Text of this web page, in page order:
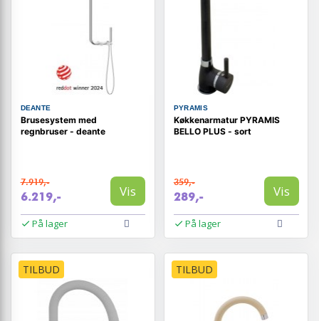
DEANTE
Brusesystem med
regnbruser - deante
7.919,-
6.219,- Vis
På lager
PYRAMIS
Køkkenarmatur PYRAMIS
BELLO PLUS - sort
359,-
289,- Vis
På lager
TILBUD TILBUD